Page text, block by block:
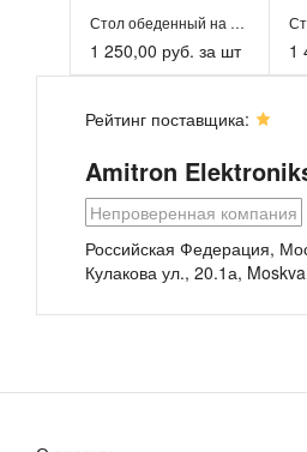
Стол обеденный на металлокаркасе из ДСП 16 мм, кромка ПВХ...
1 250,00 руб. за шт 1
Стол пластиковый обеденный на металлокаркасе, крышка ДСП ...
Рейтинг поставщика:
Amitron
Непроверенная компания
Российская Федерация,
Кулакова ул., 20.1а,